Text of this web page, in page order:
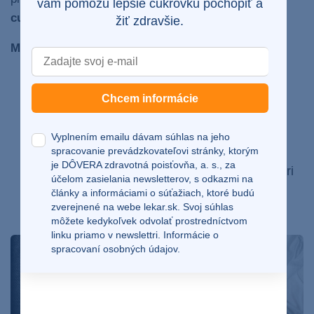
cukrovkou.
Medzi takéto komplikácie najčastejšie patria:
bolesti nôhaž rany, ktoré sa nehoja
poruchy zraku až úplná strata zraku
stav prekyslenia organizmu – ketoacidóza, pri
ktorej cítite z pacienta acetón
kóma a smrť
vám pomôžu lepšie cukrovku pochopiť a
žiť zdravšie.
Chcem informácie
Vyplnením emailu dávam súhlas na jeho
spracovanie prevádzkovateľovi stránky, ktorým
je DÔVERA zdravotná poisťovňa, a. s., za
účelom zasielania newsletterov, s odkazmi na
články a informáciami o súťažiach, ktoré budú
zverejnené na webe lekar.sk. Svoj súhlas
môžete kedykoľvek odvolať prostredníctvom
linku priamo v newslettri. Informácie o
spracovaní osobných údajov.